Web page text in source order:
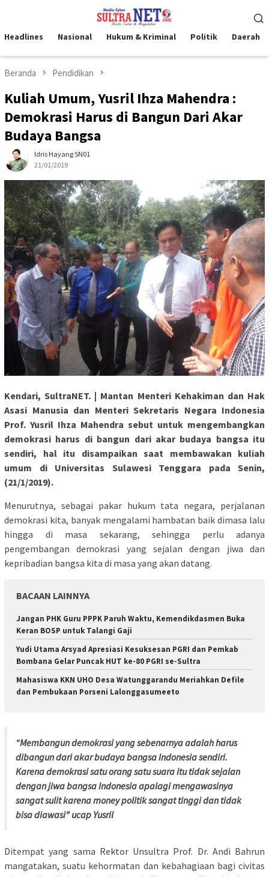
kontenMobile
Headlines Nasional Hukum & Kriminal Politik Daerah
Beranda Pendidikan
Kuliah Umum, Yusril Ihza Mahendra :
Demokrasi Harus di Bangun Dari Akar
Budaya Bangsa
Idris Hayang SN01
21/01/2019
Kendari, SultraNET. | Mantan Menteri Kehakiman dan Hak
Asasi Manusia dan Menteri Sekretaris Negara Indonesia
Prof. Yusril Ihza Mahendra sebut untuk mengembangkan
demokrasi harus di bangun dari akar budaya bangsa itu
sendiri, hal itu disampaikan saat membawakan kuliah
umum di Universitas Sulawesi Tenggara pada Senin,
(21/1/2019).
Menurutnya, sebagai pakar hukum tata negara, perjalanan
demokrasi kita, banyak mengalami hambatan baik dimasa lalu
hingga di masa sekarang, sehingga perlu adanya
pengembangan demokrasi yang sejalan dengan jiwa dan
kepribadian bangsa kita di masa yang akan datang.
BACAAN LAINNYA
Jangan PHK Guru PPPK Paruh Waktu, Kemendikdasmen Buka
Keran BOSP untuk Talangi Gaji
Yudi Utama Arsyad Apresiasi Kesuksesan PGRI dan Pemkab
Bombana Gelar Puncak HUT ke-80 PGRI se-Sultra
Mahasiswa KKN UHO Desa Watunggarandu Meriahkan Defile
dan Pembukaan Porseni Lalonggasumeeto
“Membangun demokrasi yang sebenarnya adalah harus
dibangun dari akar budaya bangsa Indonesia sendiri.
Karena demokrasi satu orang satu suara itu tidak sejalan
dengan jiwa bangsa Indonesia apalagi mengawasinya
sangat sulit karena money politik sangat tinggi dan tidak
bisa diawasi” ucap Yusril
Ditempat yang sama Rektor Unsultra Prof. Dr. Andi Bahrun
mangatakan, suatu kehormatan dan kebahagiaan bagi civitas